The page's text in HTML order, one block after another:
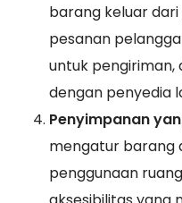
barang keluar
pesanan
untuk pengiriman,
dengan penyedia
Penyimpanan
mengatur barang
penggunaan